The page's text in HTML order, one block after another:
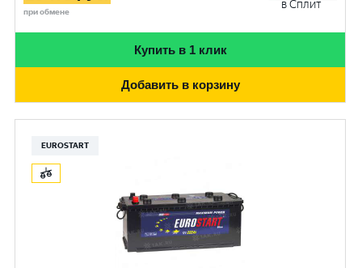
при обмене
в Сплит
Купить в 1 клик
Добавить в корзину
EUROSTART